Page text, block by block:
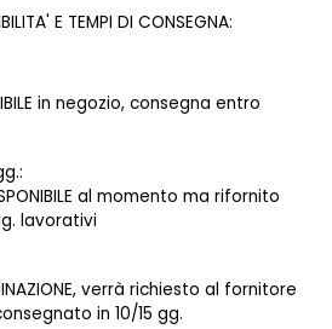
E TEMPI DI CONSEGNA:
in negozio, consegna entro
al momento ma rifornito
lavorativi
verrà richiesto al fornitore
in 10/15 gg.